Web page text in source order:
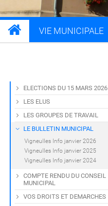
VIE MUNICIPALE
ELECTIONS DU 15 MARS 2026
LES ELUS
LES GROUPES DE TRAVAIL
LE BULLETIN MUNICIPAL
Vigneulles Info janvier 2026
Vigneulles Info janvier 2025
Vigneulles Info janvier 2024
COMPTE RENDU DU CONSEIL
MUNICIPAL
VOS DROITS ET DEMARCHES